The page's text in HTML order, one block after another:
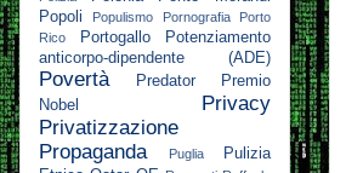
Popoli
Populismo Pornografia
Porto
Rico
Portogallo
Potenziamento
anticorpo-dipendente (ADE)
Povertà Predator
Premio
Nobel
Privacy
Privatizzazione
Propaganda
Puglia
Pulizia